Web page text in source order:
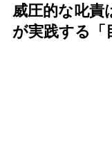
威圧的な叱
が実践する「